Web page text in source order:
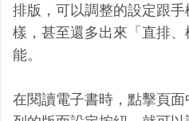
排版，可以調整的設定跟手
樣，甚至還多出來「直排
能。
在閱讀電子書時，點擊頁